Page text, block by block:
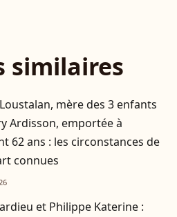
similaires
mère des 3 enfants
Ardisson, emportée à
62 ans : les circonstances de
connues
et Philippe Katerine :